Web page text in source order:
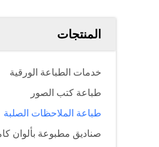
المنتجات
خدمات الطباعة الورقية
طباعة كتب الصور
طباعة الملاحظات الصلبة
صناديق مطبوعة بألوان